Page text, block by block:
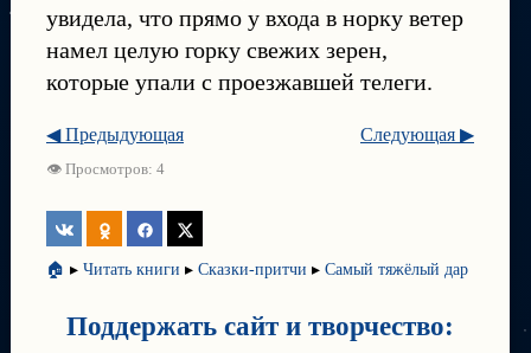
увидела, что прямо у входа в норку ветер
намел целую горку свежих зерен,
которые упали с проезжавшей телеги.
Следующая ▶
◀ Предыдующая
👁 Просмотров: 4
🏠 ▸ Читать книги ▸ Сказки-притчи ▸ Самый тяжёлый дар
Поддержать сайт и творчество: